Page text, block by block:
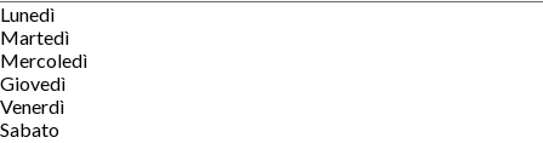
Lunedì
Martedì
Mercoledì
Giovedì
Venerdì
Sabato